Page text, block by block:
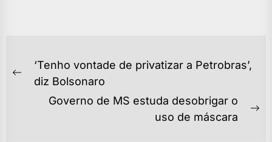
NAVEGAÇÃO
DEPrevious
‘Tenho vontade de privatizar a Petrobras’,
diz Bolsonaro
Governo de MS estuda desobrigar o
uso de máscara